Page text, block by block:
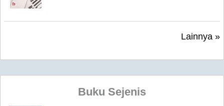
Lainnya »
Buku Sejenis